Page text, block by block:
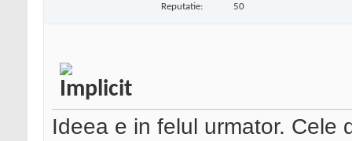
Reputatie: 50
Ideea e in felul urmator. Cele